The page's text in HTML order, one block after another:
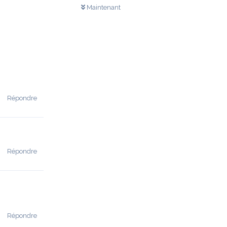
Maintenant
Répondre
Répondre
Répondre